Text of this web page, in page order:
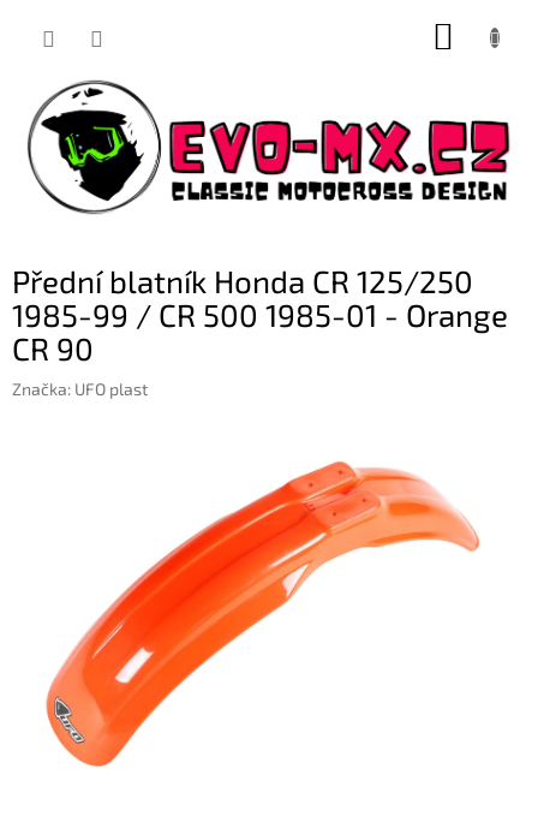
Přední blatník Honda CR 125/250
1985-99 / CR 500 1985-01 - Orange
CR 90
Značka: UFO plast